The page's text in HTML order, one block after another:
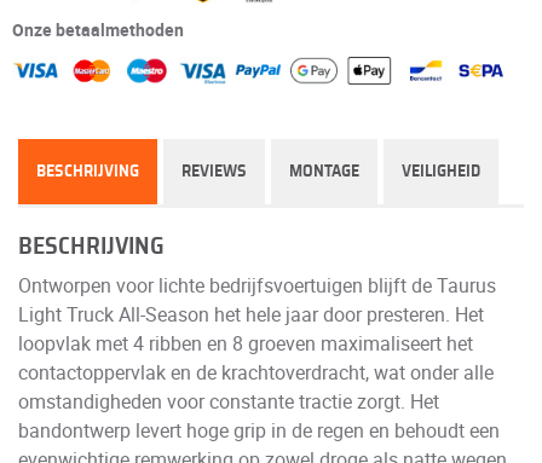
Onze betaalmethoden
BESCHRIJVING REVIEWS MONTAGE VEILIGHEID
BESCHRIJVING
Ontworpen voor lichte bedrijfsvoertuigen blijft de Taurus
Light Truck All-Season het hele jaar door presteren. Het
loopvlak met 4 ribben en 8 groeven maximaliseert het
contactoppervlak en de krachtoverdracht, wat onder alle
omstandigheden voor constante tractie zorgt. Het
bandontwerp levert hoge grip in de regen en behoudt een